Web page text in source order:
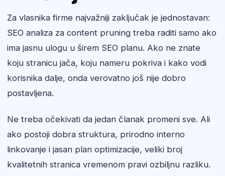
Za vlasnika firme najvažniji zaključak je jednostavan:
SEO analiza za content pruning treba raditi samo ako
ima jasnu ulogu u širem SEO planu. Ako ne znate
koju stranicu jača, koju nameru pokriva i kako vodi
korisnika dalje, onda verovatno još nije dobro
postavljena.
Ne treba očekivati da jedan članak promeni sve. Ali
ako postoji dobra struktura, prirodno interno
linkovanje i jasan plan optimizacije, veliki broj
kvalitetnih stranica vremenom pravi ozbiljnu razliku.